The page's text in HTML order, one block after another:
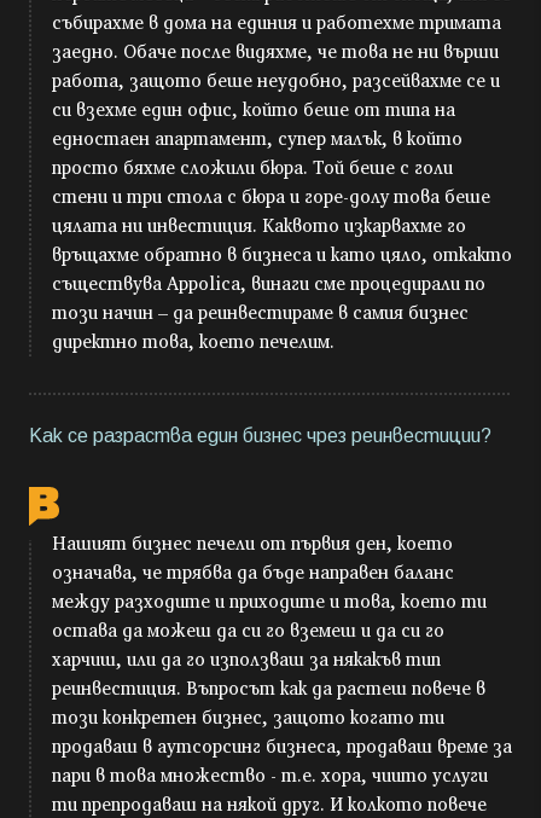
събирахме в дома на единия и работехме тримата
заедно. Обаче после видяхме, че това не ни върши
работа, защото беше неудобно, разсейвахме се и
си взехме един офис, който беше от типа на
едностаен апартамент, супер малък, в който
просто бяхмe сложили бюра. Той беше с голи
стени и три стола с бюра и горе-долу това беше
цялата ни инвестиция. Каквото изкарвахме го
връщахме обратно в бизнеса и като цяло, откакто
съществува Appolica, винаги сме процедирали по
този начин – да реинвестираме в самия бизнес
директно това, което печелим.
Как се разраства един бизнес чрез реинвестиции?
Нашият бизнес печели от първия ден, което
означава, че трябва да бъде направен баланс
между разходите и приходите и това, което ти
остава да можеш да си го вземеш и да си го
харчиш, или да го използваш за някакъв тип
реинвестиция. Въпросът как да растеш повече в
този конкретен бизнес, защото когато ти
продаваш в аутсорсинг бизнеса, продаваш време за
пари в това множество - т.е. хора, чиито услуги
ти препродаваш на някой друг. И колкото повече